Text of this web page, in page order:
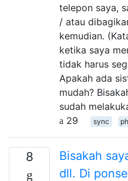
telepon saya,
/ atau
kemudian.
ketika saya
tidak harus
Apakah ada
mudah?
sudah
29
sync
8
Bisakah
dll. Di